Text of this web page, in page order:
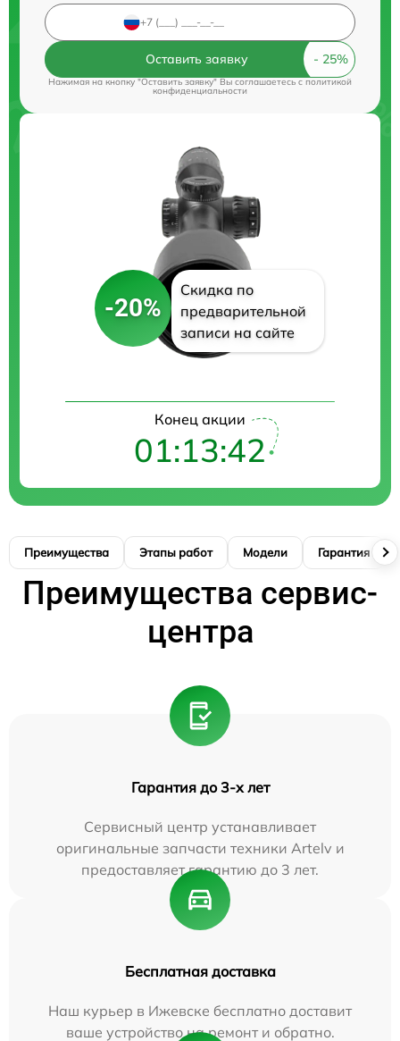
Оставить заявку
Нажимая на кнопку "Оставить заявку" Вы соглашаетесь cполитикой
конфиденциальности
-20%
Скидка по
предварительной
записи на сайте
Конец акции
01:13:41
Преимущества Этапы работ Модели Гарантия
Преимущества сервис-
центра
Гарантия до 3-х лет
Сервисный центр устанавливает
оригинальные запчасти техники Artelv и
предоставляет гарантию до 3 лет.
Бесплатная доставка
Наш курьер в Ижевске бесплатно доставит
ваше устройство на ремонт и обратно.